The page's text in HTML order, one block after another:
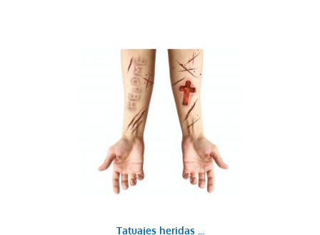
Tatuajes heridas ...